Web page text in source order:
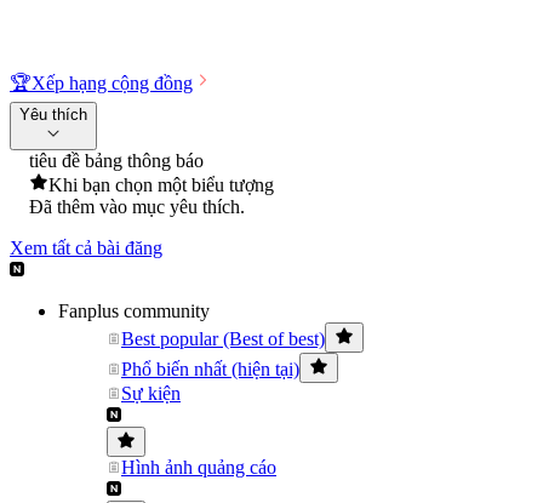
🏆Xếp hạng cộng đồng
Yêu thích
tiêu đề bảng thông báo
Khi bạn chọn một biểu tượng
Đã thêm vào mục yêu thích.
Xem tất cả bài đăng
Fanplus community
Best popular (Best of best)
Phổ biến nhất (hiện tại)
Sự kiện
Hình ảnh quảng cáo